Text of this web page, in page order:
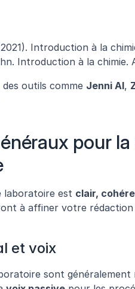
Introduction à la
Introduction à la chimie.
des outils comme Jenni AI,
pour
laboratoire est clair,
à affiner votre
et voix
sont généralement